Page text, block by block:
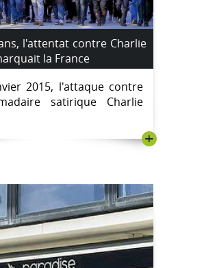
l'attentat contre Charlie
la France
2015, l'attaque contre
satirique Charlie
+